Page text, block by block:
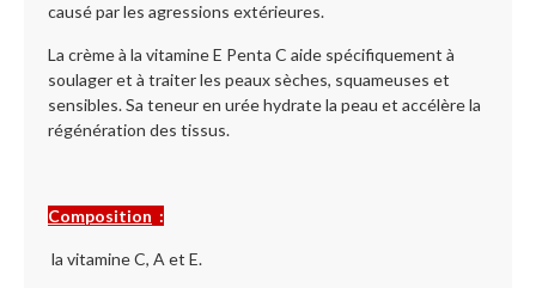
causé par les agressions extérieures.
La crème à la vitamine E Penta C aide spécifiquement à
soulager et à traiter les peaux sèches, squameuses et
sensibles. Sa teneur en urée hydrate la peau et accélère la
régénération des tissus.
Composition :
la vitamine C, A et E.